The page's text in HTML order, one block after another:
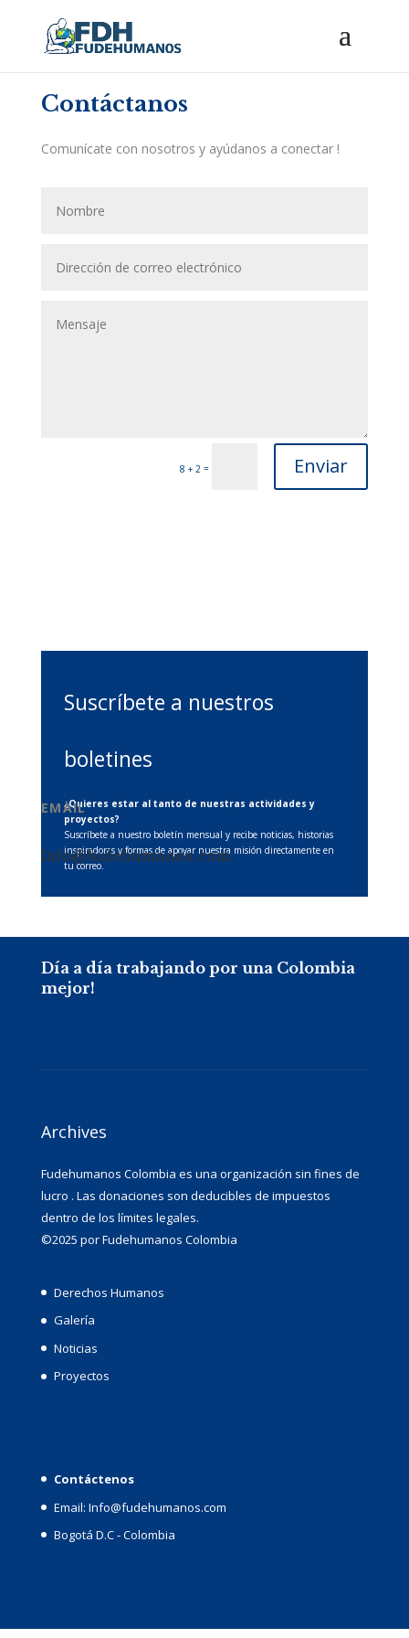
Contáctanos
Comunícate con nosotros y ayúdanos a conectar !
8 + 2 = Enviar
Suscríbete a nuestros
boletines
¿Quieres estar al tanto de nuestras actividades y
proyectos?
Suscríbete a nuestro boletín mensual y recibe noticias, historias
inspiradoras y formas de apoyar nuestra misión directamente en
tu correo.
EMAIL
Info@fudehumanos.com
Día a día trabajando por una Colombia
mejor!
Archives
Fudehumanos Colombia es una organización sin fines de
lucro . Las donaciones son deducibles de impuestos
dentro de los límites legales.
©2025 por Fudehumanos Colombia
Derechos Humanos
Galería
Noticias
Proyectos
Contáctenos
Email: Info@fudehumanos.com
Bogotá D.C - Colombia